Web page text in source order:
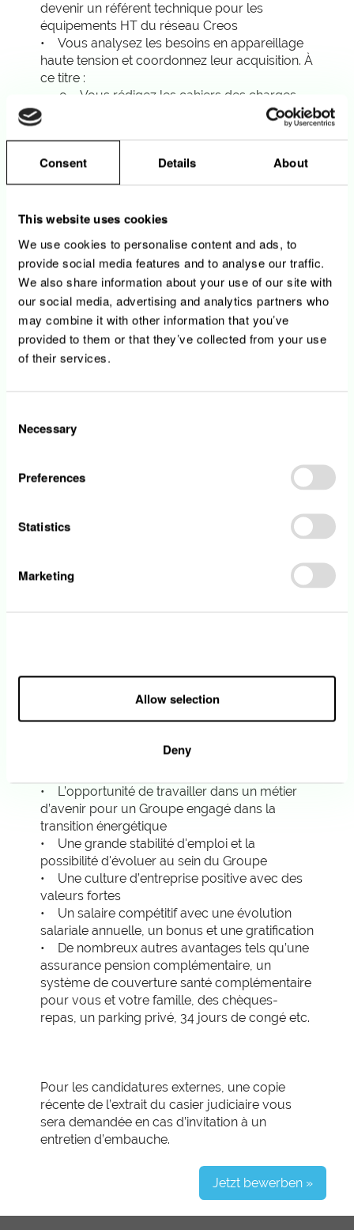
Consent Details About
This website uses cookies
We use cookies to personalise content and ads, to
provide social media features and to analyse our traffic.
We also share information about your use of our site with
our social media, advertising and analytics partners who
may combine it with other information that you’ve
provided to them or that they’ve collected from your use
of their services.
Selection
Necessary
Preferences
Statistics
Marketing
Allow selection
Deny
devenir un référent technique pour les
équipements HT du réseau Creos
• Vous analysez les besoins en appareillage
haute tension et coordonnez leur acquisition. À
ce titre :
o Vous rédigez les cahiers des charges,
analysez les offres sur les plans techniques et
o Vous assurez le suivi des livraisons et
des réceptions auprès des différents
o Vous réalisez des estimations dans le
d’investissement et de réinvestissement
• Vous veillez à la planification optimale des
ouvrages en garantissant leur qualité, leur
fiabilité, leur sécurité ainsi que leur intégration
harmonieuse dans l’environnement urbain et
naturel
• Une première expérience professionnelle
• Excellent esprit analytique et synthétique
• Rigueur et précision font partie de vos
• L’opportunité de travailler dans un métier
d’avenir pour un Groupe engagé dans la
transition énergétique
• Une grande stabilité d'emploi et la
possibilité d'évoluer au sein du Groupe
• Une culture d’entreprise positive avec des
valeurs fortes
• Un salaire compétitif avec une évolution
salariale annuelle, un bonus et une gratification
• De nombreux autres avantages tels qu’une
assurance pension complémentaire, un
système de couverture santé complémentaire
pour vous et votre famille, des chèques-
repas, un parking privé, 34 jours de congé etc.
Pour les candidatures externes, une copie
récente de l’extrait du casier judiciaire vous
sera demandée en cas d’invitation à un
entretien d’embauche.
Jetzt bewerben »